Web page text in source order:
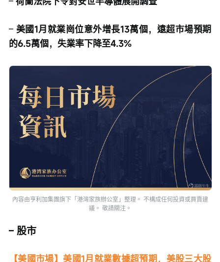
– 美國1月就業崗位意外增長13萬個，遠超市場預期
的6.5萬個，失業率下降至4.3%
內容由亨利加集團旗下「港灣家族辦公室」整理。 不構成任何投資或買賣建
議。 敬請關注。
– 股市
【美國市場】美國1月就業數據超預期，美股三大股